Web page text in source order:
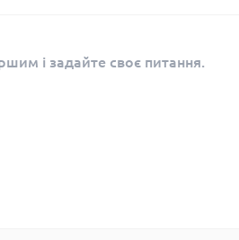
і задайте своє питання.